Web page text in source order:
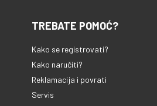
TREBATE POMOĆ?
Kako se registrovati?
Kako naručiti?
Reklamacija i povrati
Servis